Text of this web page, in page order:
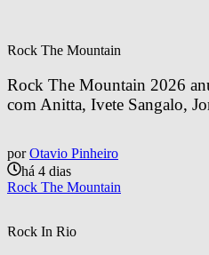
Rock The Mountain
Rock The Mountain 2026
com Anitta, Ivete Sangalo,
por Otavio Pinheiro
há 4 dias
Rock The Mountain
Rock In Rio